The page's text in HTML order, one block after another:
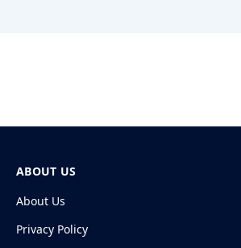
ABOUT US
About Us
Privacy Policy